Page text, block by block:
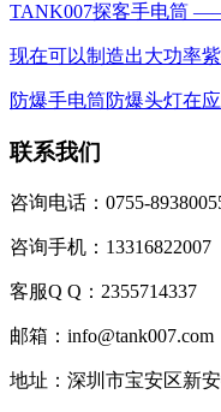
TANK007探客手电筒
现在可以制造出大功率
防爆手电筒防爆头灯在
联系我们
咨询电话：0755-
咨询手机：13316822007
客服Q Q：2355714337
邮箱：info@tank007.com
地址：深圳市宝安区新